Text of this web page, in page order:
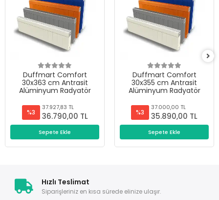
Duffmart Comfort
30x363 cm Antrasit
Alüminyum Radyatör
%3
37.927,83 TL
36.790,00 TL
Sepete Ekle
Duffmart Comfort
30x355 cm Antrasit
Alüminyum Radyatör
%3
37.000,00 TL
35.890,00 TL
Sepete Ekle
Hızlı Teslimat
Siparişleriniz en kısa sürede elinize ulaşır.